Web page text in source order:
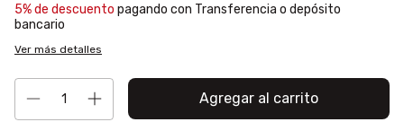
5% de descuento pagando con Transferencia o depósito
bancario
Ver más detalles